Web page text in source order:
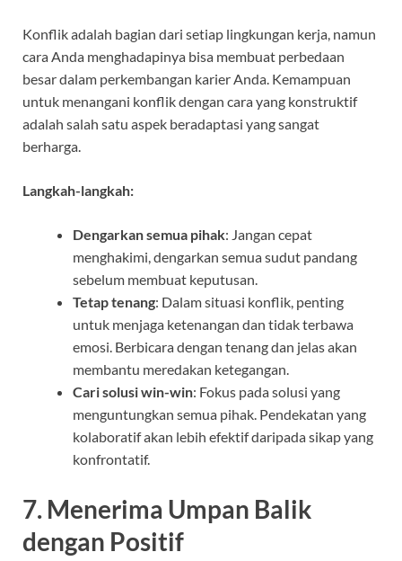
Konflik adalah bagian dari setiap lingkungan kerja, namun
cara Anda menghadapinya bisa membuat perbedaan
besar dalam perkembangan karier Anda. Kemampuan
untuk menangani konflik dengan cara yang konstruktif
adalah salah satu aspek beradaptasi yang sangat
berharga.
Langkah-langkah:
Dengarkan semua pihak: Jangan cepat
menghakimi, dengarkan semua sudut pandang
sebelum membuat keputusan.
Tetap tenang: Dalam situasi konflik, penting
untuk menjaga ketenangan dan tidak terbawa
emosi. Berbicara dengan tenang dan jelas akan
membantu meredakan ketegangan.
Cari solusi win-win: Fokus pada solusi yang
menguntungkan semua pihak. Pendekatan yang
kolaboratif akan lebih efektif daripada sikap yang
konfrontatif.
7. Menerima Umpan Balik
dengan Positif